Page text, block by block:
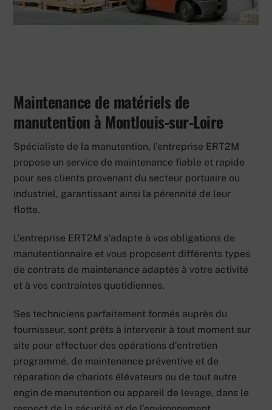
Maintenance de matériels de
manutention à Montlouis-sur-Loire
Spécialiste de la manutention, l’entreprise ERT2M
propose un service de maintenance fiable et rapide
pour ses clients provenant du secteur portuaire ou
industriel, garantissant ainsi la pérennité de leur
flotte.
L’entreprise ERT2M s’adapte à vos obligations de
manutentionnaire et vous proposent différents types
de contrats de maintenance adaptés à votre activité
et à vos contraintes quotidiennes.
Ses techniciens parfaitement formés auprès du
fournisseur, sont prêts à intervenir à tout moment sur
site pour effectuer des opérations d’entretien
programmé, de maintenance préventive et de
réparation de chariots élévateurs ou de tout autre
engin de manutention ou appareil de levage, dans le